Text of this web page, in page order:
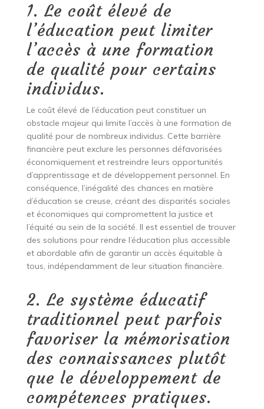
1. Le coût élevé de
l’éducation peut limiter
l’accès à une formation
de qualité pour certains
individus.
Le coût élevé de l’éducation peut constituer un
obstacle majeur qui limite l’accès à une formation de
qualité pour de nombreux individus. Cette barrière
financière peut exclure les personnes défavorisées
économiquement et restreindre leurs opportunités
d’apprentissage et de développement personnel. En
conséquence, l’inégalité des chances en matière
d’éducation se creuse, créant des disparités sociales
et économiques qui compromettent la justice et
l’équité au sein de la société. Il est essentiel de trouver
des solutions pour rendre l’éducation plus accessible
et abordable afin de garantir un accès équitable à
tous, indépendamment de leur situation financière.
2. Le système éducatif
traditionnel peut parfois
favoriser la mémorisation
des connaissances plutôt
que le développement de
compétences pratiques.